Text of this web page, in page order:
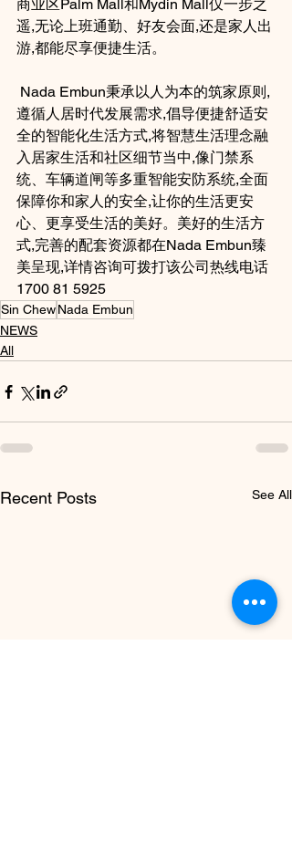
商业区Palm Mall和Mydin Mall仅一步之
遥,无论上班通勤、好友会面,还是家人出
游,都能尽享便捷生活。
遵循人居时代发展需求,倡导便捷舒适安
全的智能化生活方式,将智慧生活理念融
入居家生活和社区细节当中,像门禁系
统、车辆道闸等多重智能安防系统,全面
保障你和家人的安全,让你的生活更安
心、更享受生活的美好。美好的生活方
式,完善的配套资源都在Nada Embun臻
美呈现,详情咨询可拨打该公司热线电话
1700 81 5925
Sin ChewNada Embun
NEWS
All
Recent Posts See All